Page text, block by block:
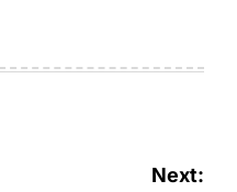
Next: